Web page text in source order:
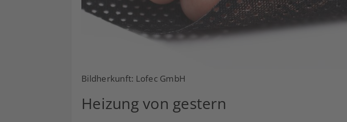
Bildherkunft: Lofec GmbH
Heizung von gestern